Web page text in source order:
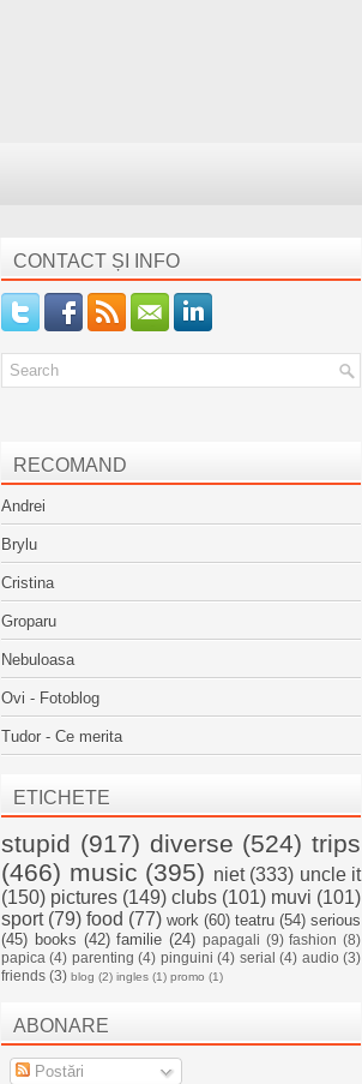
CONTACT ȘI INFO
RECOMAND
Andrei
Brylu
Cristina
Groparu
Nebuloasa
Ovi - Fotoblog
Tudor - Ce merita
ETICHETE
stupid (917) diverse (524) trips
(466) music (395) niet (333) uncle it
(150) pictures (149) clubs (101) muvi (101)
sport (79) food (77) work (60) teatru (54) serious
(45) books (42) familie (24) papagali (9) fashion (8)
papica (4) parenting (4) pinguini (4) serial (4) audio (3)
friends (3) blog (2) ingles (1) promo (1)
ABONARE
Postări